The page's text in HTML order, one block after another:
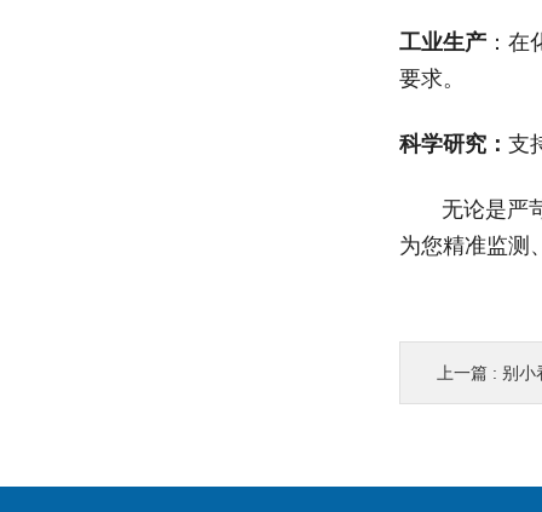
工业生产 ：
要求。
科学研究 ： 支
无论是严苛
为您精准监测
上一篇 : 别小看